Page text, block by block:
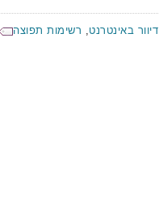
דיוור באינטרנט, רשימות תפוצה